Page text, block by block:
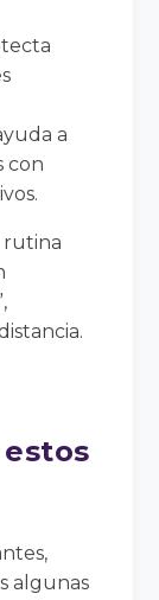
a
con
rutina
algunas